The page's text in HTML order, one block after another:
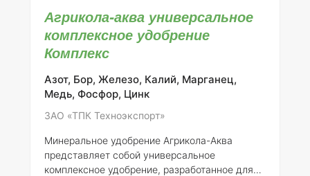
различных агрономических условиях. Оно
предназначено для улучшения питания
растений и повышения их устойчивости к
стрессовым факторам среды, таким как
неблагоприятные погодные условия, болезни
и вредители. Удобрение зарегистрировано
ЗАО “ТПК Техноэкспорт” под номером 046-11-
731-1.Состав элементов:Агрикола-аква
Агрикола-аква универсальное
комплексное удобрение
Комплекс
Азот, Бор, Железо, Калий, Марганец,
Медь, Фосфор, Цинк
ЗАО «ТПК Техноэкспорт»
Минеральное удобрение Агрикола-Аква
представляет собой универсальное
комплексное удобрение, разработанное для